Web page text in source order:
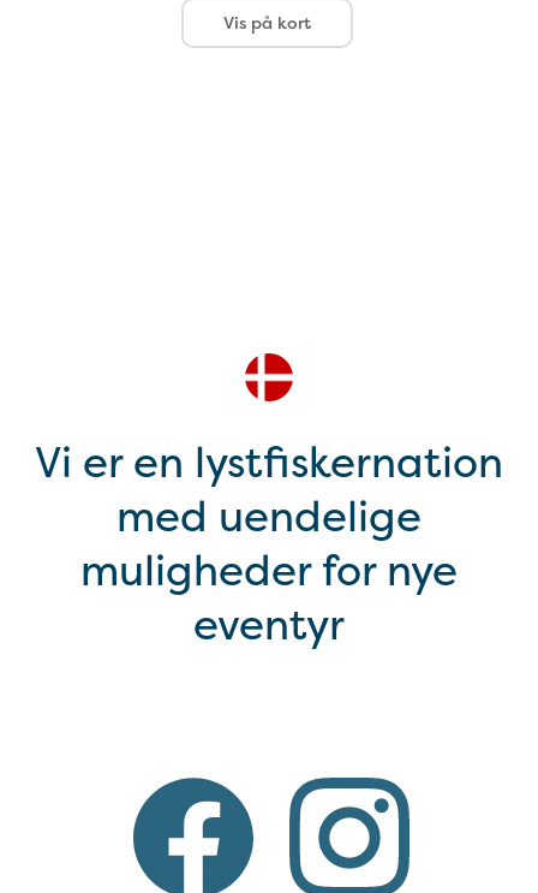
Vis på kort
Vi er en lystfiskernation
med uendelige
muligheder for nye
eventyr